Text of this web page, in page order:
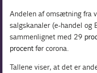
Andelen af omsætning fra
salgskanaler (e-handel og
sammenlignet med 29
procent før corona.
Tallene viser, at det er